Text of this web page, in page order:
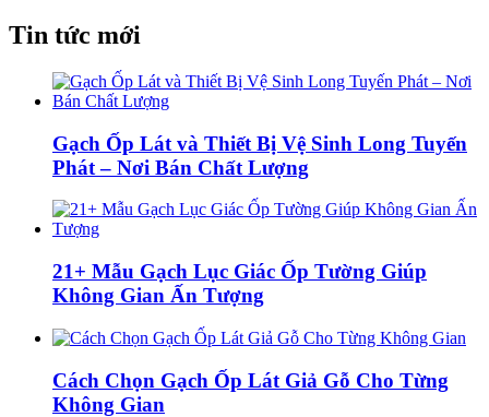
Tin tức mới
Gạch Ốp Lát và Thiết Bị Vệ Sinh Long Tuyến
Phát – Nơi Bán Chất Lượng
21+ Mẫu Gạch Lục Giác Ốp Tường Giúp
Không Gian Ấn Tượng
Cách Chọn Gạch Ốp Lát Giả Gỗ Cho Từng
Không Gian